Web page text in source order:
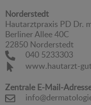
Norderstedt
Hautarztpraxis PD Dr.
Berliner Allee 40C
22850 Norderstedt
040 5233303
www.hautarzt-
Zentrale E-Mail-